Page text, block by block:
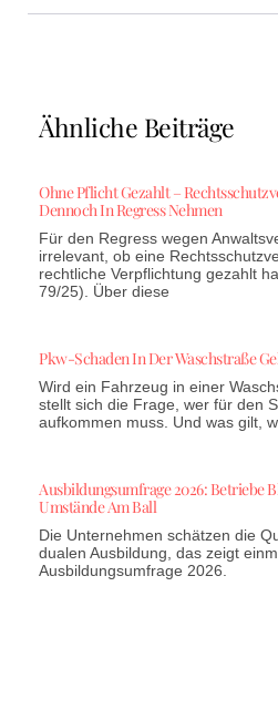
Ähnliche Beiträge
Ohne Pflicht Gezahlt –
Dennoch In Regress Nehmen
Für den Regress wegen
irrelevant, ob eine
rechtliche Verpflichtung gezahlt
79/25). Über diese
Pkw-Schaden In Der Waschstraße
Wird ein Fahrzeug in einer
stellt sich die Frage, wer für den
aufkommen muss. Und was gilt,
Ausbildungsumfrage 2026: Betriebe
Umstände Am Ball
Die Unternehmen schätzen die
dualen Ausbildung, das zeigt
Ausbildungsumfrage 2026.